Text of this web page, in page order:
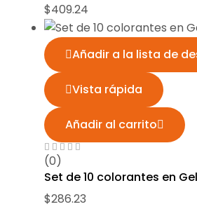
$409.24
Añadir a la lista de
Vista rápida
Añadir al carrito
(0)
Set de 10 colorantes en
$286.23